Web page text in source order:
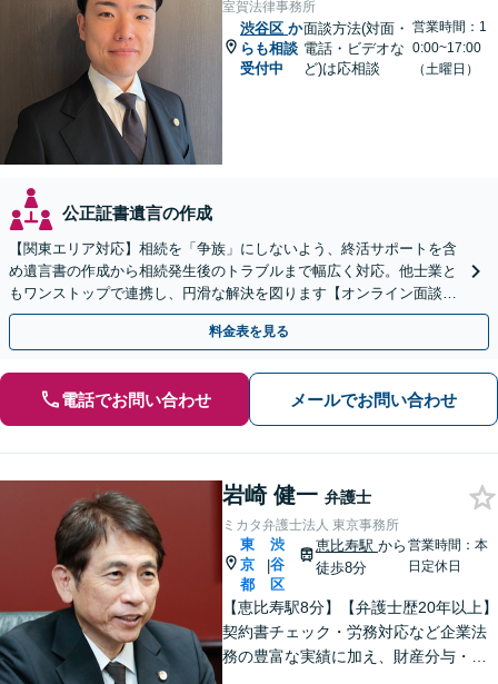
室賀法律事務所
渋谷区 か
らも相談
受付中
面談方法(対面・
電話・ビデオな
ど)は応相談
営業時間：1
0:00~17:00
（土曜日）
公正証書遺言の作成
【関東エリア対応】相続を「争族」にしないよう、終活サポートを含
め遺言書の作成から相続発生後のトラブルまで幅広く対応。他士業と
もワンストップで連携し、円滑な解決を図ります【オンライン面談対
応】【出張相談OK】
料金表を見る
電話でお問い合わせ メールでお問い合わせ
岩崎 健一 弁護士
ミカタ弁護士法人 東京事務所
東
京
都
|
渋
谷
区
恵比寿駅 から
徒歩8分
営業時間：本
日定休日
【恵比寿駅8分】【弁護士歴20年以上】
契約書チェック・労務対応など企業法
務の豊富な実績に加え、財産分与・親